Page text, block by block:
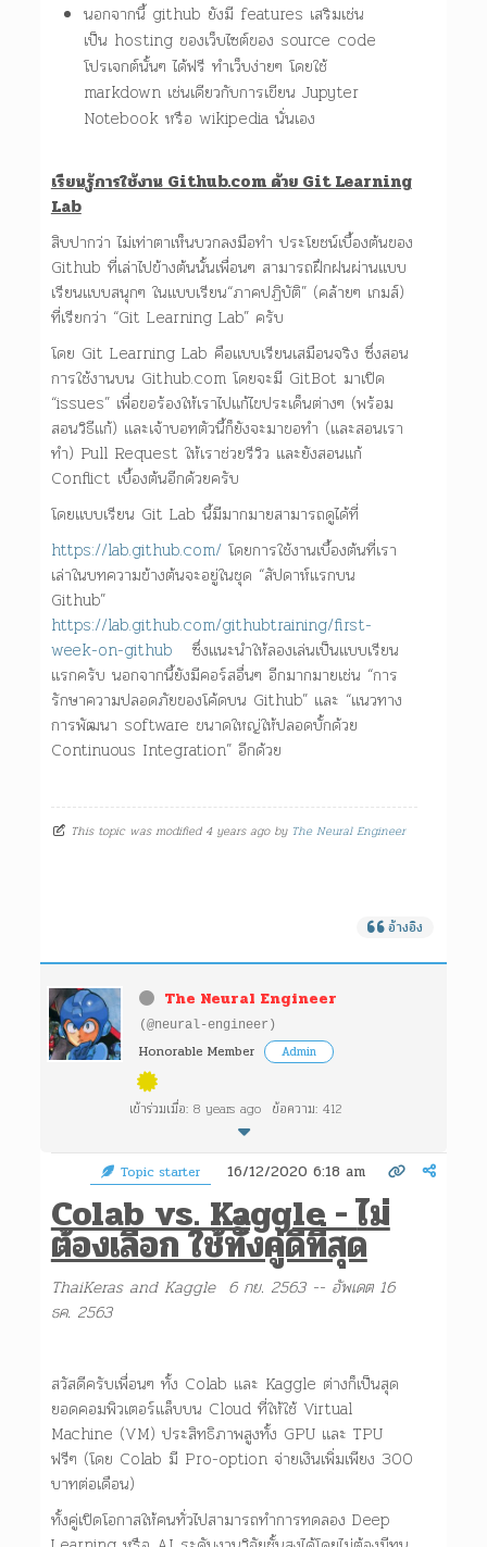
นอกจากนี้ github ยังมี features เสริมเช่น
เป็น hosting ของเว็บไซต์ของ source code
โปรเจกต์นั้นๆ ได้ฟรี ทำเว็บง่ายๆ โดยใช้
markdown เช่นเดียวกับการเขียน Jupyter
Notebook หรือ wikipedia นั่นเอง
เรียนรู้การใช้งาน Github.com ด้วย Git Learning
Lab
สิบปากว่า ไม่เท่าตาเห็นบวกลงมือทำ ประโยชน์เบื้องต้นของ
Github ที่เล่าไปข้างต้นนั้นเพื่อนๆ สามารถฝึกฝนผ่านแบบ
เรียนแบบสนุกๆ ในแบบเรียน“ภาคปฏิบัติ” (คล้ายๆ เกมส์)
ที่เรียกว่า “Git Learning Lab” ครับ
โดย Git Learning Lab คือแบบเรียนเสมือนจริง ซึ่งสอน
การใช้งานบน Github.com โดยจะมี GitBot มาเปิด
“issues” เพื่อขอร้องให้เราไปแก้ไขประเด็นต่างๆ (พร้อม
สอนวิธีแก้) และเจ้าบอทตัวนี้ก็ยังจะมาขอทำ (และสอนเรา
ทำ) Pull Request ให้เราช่วยรีวิว และยังสอนแก้
Conflict เบื้องต้นอีกด้วยครับ
โดยแบบเรียน Git Lab นี้มีมากมายสามารถดูได้ที่
https://lab.github.com/ โดยการใช้งานเบื้องต้นที่เรา
เล่าในบทความข้างต้นจะอยู่ในชุด “สัปดาห์แรกบน
Github”
https://lab.github.com/githubtraining/first-
week-on-github
ซึ่งแนะนำให้ลองเล่นเป็นแบบเรียน
แรกครับ นอกจากนี้ยังมีคอร์สอื่นๆ อีกมากมายเช่น “การ
รักษาความปลอดภัยของโค้ดบน Github” และ “แนวทาง
การพัฒนา software ขนาดใหญ่ให้ปลอดบั้กด้วย
Continuous Integration” อีกด้วย
This topic was modified 4 years ago by The Neural Engineer
อ้างอิง
The Neural Engineer
(@neural-engineer)
Honorable Member Admin
เข้าร่วมเมื่อ: 8 years ago ข้อความ: 412
Topic starter 16/12/2020 6:18 am
Colab vs. Kaggle -ไม่
ต้องเลือก ใช้ทั้งคู่ดีที่สุด
ThaiKeras and Kaggle 6 กย. 2563 -- อัพเดต 16
ธค. 2563
สวัสดีครับเพื่อนๆ ทั้ง Colab และ Kaggle ต่างก็เป็นสุด
ยอดคอมพิวเตอร์แล็บบน Cloud ที่ให้ใช้ Virtual
Machine (VM) ประสิทธิภาพสูงทั้ง GPU และ TPU
ฟรีๆ (โดย Colab มี Pro-option จ่ายเงินเพิ่มเพียง 300
บาทต่อเดือน)
ทั้งคู่เปิดโอกาสให้คนทั่วไปสามารถทำการทดลอง Deep